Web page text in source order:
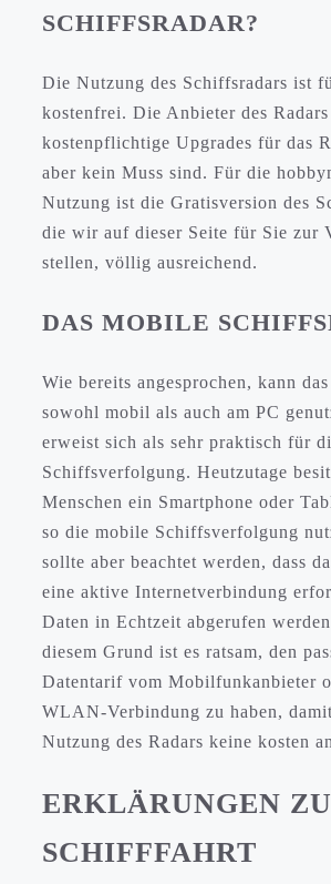
SCHIFFSRADAR?
Die Nutzung des Schiffsradars ist
kostenfrei. Die Anbieter des Radars
kostenpflichtige Upgrades für das
aber kein Muss sind. Für die
Nutzung ist die Gratisversion des
die wir auf dieser Seite für Sie zur
stellen, völlig ausreichend.
DAS MOBILE
Wie bereits angesprochen, kann
sowohl mobil als auch am PC
erweist sich als sehr praktisch für
Schiffsverfolgung. Heutzutage
Menschen ein Smartphone oder
so die mobile Schiffsverfolgung
sollte aber beachtet werden, dass
eine aktive Internetverbindung
Daten in Echtzeit abgerufen
diesem Grund ist es ratsam, den
Datentarif vom Mobilfunkanbieter
WLAN-Verbindung zu haben,
Nutzung des Radars keine kosten
ERKLÄRUNGEN
SCHIFFFAHRT